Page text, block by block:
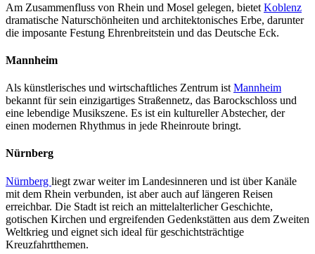
Am Zusammenfluss von Rhein und Mosel gelegen, bietet Koblenz
dramatische Naturschönheiten und architektonisches Erbe, darunter
die imposante Festung Ehrenbreitstein und das Deutsche Eck.
Mannheim
Als künstlerisches und wirtschaftliches Zentrum ist Mannheim
bekannt für sein einzigartiges Straßennetz, das Barockschloss und
eine lebendige Musikszene. Es ist ein kultureller Abstecher, der
einen modernen Rhythmus in jede Rheinroute bringt.
Nürnberg
Nürnberg liegt zwar weiter im Landesinneren und ist über Kanäle
mit dem Rhein verbunden, ist aber auch auf längeren Reisen
erreichbar. Die Stadt ist reich an mittelalterlicher Geschichte,
gotischen Kirchen und ergreifenden Gedenkstätten aus dem Zweiten
Weltkrieg und eignet sich ideal für geschichtsträchtige
Kreuzfahrtthemen.